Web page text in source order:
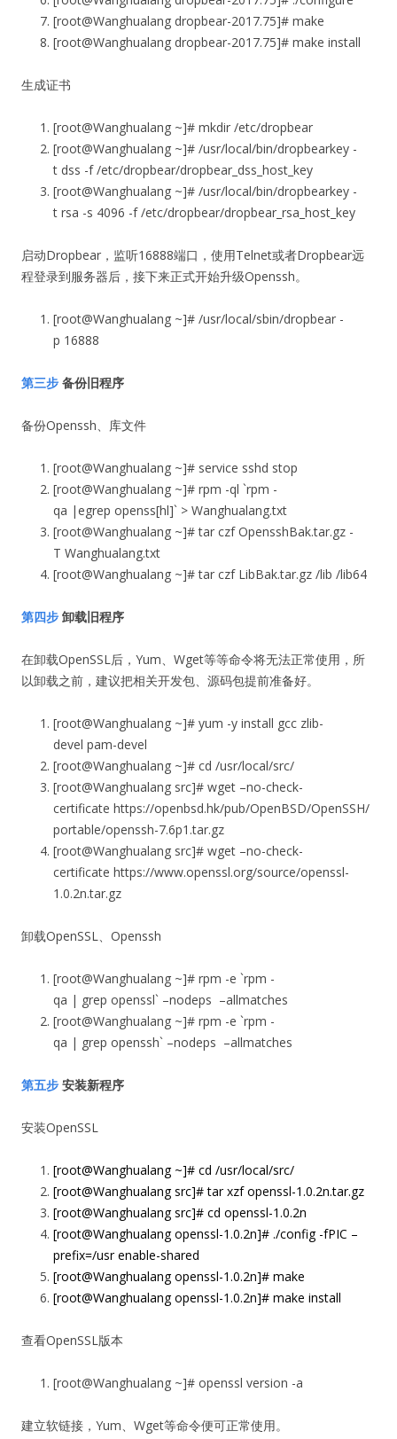
[root@Wanghualang dropbear-2017.75]# make
[root@Wanghualang dropbear-2017.75]# make install
生成证书
[root@Wanghualang ~]# mkdir /etc/dropbear
[root@Wanghualang ~]# /usr/local/bin/dropbearkey -
t dss -f /etc/dropbear/dropbear_dss_host_key
[root@Wanghualang ~]# /usr/local/bin/dropbearkey -
t rsa -s 4096 -f /etc/dropbear/dropbear_rsa_host_key
启动Dropbear，监听16888端口，使用Telnet或者Dropbear远
程登录到服务器后，接下来正式开始升级Openssh。
[root@Wanghualang ~]# /usr/local/sbin/dropbear -
p 16888
第三步 备份旧程序
备份Openssh、库文件
[root@Wanghualang ~]# service sshd stop
[root@Wanghualang ~]# rpm -ql `rpm -
qa |egrep openss[hl]` > Wanghualang.txt
[root@Wanghualang ~]# tar czf OpensshBak.tar.gz -
T Wanghualang.txt
[root@Wanghualang ~]# tar czf LibBak.tar.gz /lib /lib64
第四步 卸载旧程序
在卸载OpenSSL后，Yum、Wget等等命令将无法正常使用，所
以卸载之前，建议把相关开发包、源码包提前准备好。
[root@Wanghualang ~]# yum -y install gcc zlib-
devel pam-devel
[root@Wanghualang ~]# cd /usr/local/src/
[root@Wanghualang src]# wget –no-check-
certificate https://openbsd.hk/pub/OpenBSD/OpenSSH/
portable/openssh-7.6p1.tar.gz
[root@Wanghualang src]# wget –no-check-
certificate https://www.openssl.org/source/openssl-
1.0.2n.tar.gz
卸载OpenSSL、Openssh
[root@Wanghualang ~]# rpm -e `rpm -
qa | grep openssl` –nodeps –allmatches
[root@Wanghualang ~]# rpm -e `rpm -
qa | grep openssh` –nodeps –allmatches
第五步 安装新程序
安装OpenSSL
[root@Wanghualang ~]# cd /usr/local/src/
[root@Wanghualang src]# tar xzf openssl-1.0.2n.tar.gz
[root@Wanghualang src]# cd openssl-1.0.2n
[root@Wanghualang openssl-1.0.2n]# ./config -fPIC –
prefix=/usr enable-shared
[root@Wanghualang openssl-1.0.2n]# make
[root@Wanghualang openssl-1.0.2n]# make install
查看OpenSSL版本
[root@Wanghualang ~]# openssl version -a
建立软链接，Yum、Wget等命令便可正常使用。